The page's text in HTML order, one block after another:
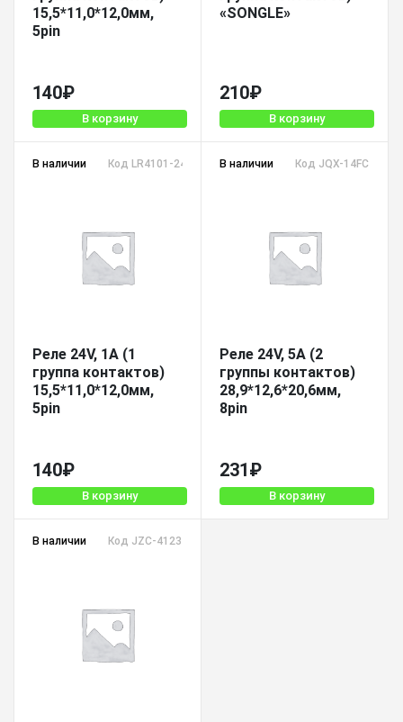
15,5*11,0*12,0мм,
5pin
140₽
В корзину
«SONGLE»
210₽
В корзину
В наличии Код LR4101-24VDC-1C
Реле 24V, 1A (1
группа контактов)
15,5*11,0*12,0мм,
5pin
140₽
В корзину
В наличии Код JQX-14FC-
Реле 24V, 5A (2
группы контактов)
28,9*12,6*20,6мм,
8pin
231₽
В корзину
В наличии Код JZC-4123-24VDC